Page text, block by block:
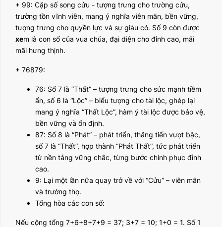
+ 99: Cặp số song cửu - tượng trưng cho trường cửu,
trường tồn vĩnh viễn, mang ý nghĩa viên mãn, bền vững,
tượng trưng cho quyền lực và sự giàu có. Số 9 còn được
xem là con số của vua chúa, đại diện cho đỉnh cao, mãi
mãi hưng thịnh.
+ 76879:
76: Số 7 là “Thất” – tượng trưng cho sức mạnh tiềm
ẩn, số 6 là “Lộc” – biểu tượng cho tài lộc, ghép lại
mang ý nghĩa “Thất Lộc”, hàm ý tài lộc được bảo vệ,
bền vững và ổn định.
87: Số 8 là “Phát” – phát triển, thăng tiến vượt bậc,
số 7 là “Thất”, hợp thành “Phát Thất”, tức phát triển
từ nền tảng vững chắc, từng bước chinh phục đỉnh
cao.
9: Lại một lần nữa quay trở về với “Cửu” – viên mãn
và trường thọ.
Tổng hòa các con số:
Nếu cộng tổng 7+6+8+7+9 = 37; 3+7 = 10; 1+0 = 1. Số 1